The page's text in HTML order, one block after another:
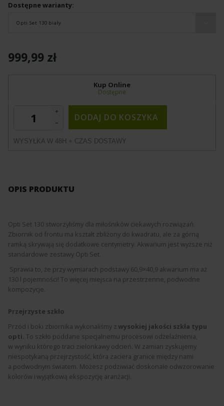
Dostępne warianty:
Opti Set 130 biały
999,99 zł
Kup Online
Dostępne
DODAJ DO KOSZYKA
WYSYŁKA W 48H + CZAS DOSTAWY
OPIS PRODUKTU
Opti Set 130 stworzyliśmy dla miłośników ciekawych rozwiązań.
Zbiornik od frontu ma kształt zbliżony do kwadratu, ale za górną
ramką skrywają się dodatkowe centymetry. Akwarium jest wyższe niż
standardowe zestawy Opti Set.
Sprawia to, że przy wymiarach podstawy 60,9×40,9 akwarium ma aż
130 l pojemności! To więcej miejsca na przestrzenne, podwodne
kompozycje.
Przejrzyste szkło
Przód i boki zbiornika wykonaliśmy zwysokiej jakości szkła typu
opti. To szkło poddane specjalnemu procesowi odżelaźnienia,
w wyniku którego traci zielonkawy odcień. W zamian zyskujemy
niespotykaną przejrzystość, która zaciera granice między nami
a podwodnym światem. Możesz podziwiać doskonałe odwzorowanie
kolorów i wyjątkową ekspozycję aranżacji.